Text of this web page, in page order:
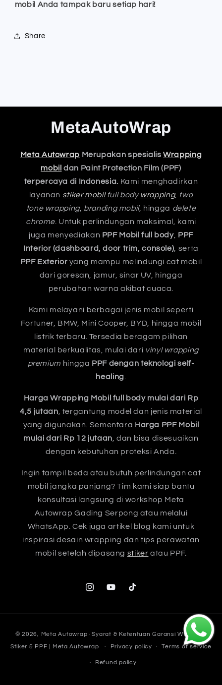
mobil Anda tampak baru setiap hari!
Share
MetaAutoWrap
Meta Autowrap Merupakan spesialisWrapping
mobil dan Paint Protection Film (PPF)
terpercaya di Indonesia. Kami menghadirkan
layanan stiker mobilfull body wrapping, two
tone wrapping, branding mobil, hingga delete
chrome. Untuk perlindungan maksimal, kami
juga menyediakan PPF Mobil full body, PPF
Interior (dashboard, door trim, console), serta
PPF Exterior yang mampu melindungi cat mobil
dari goresan, jamur, sinar UV, hingga
perubahan warna akibat cuaca.
Kami melayani berbagai jenis mobil seperti
Fortuner, BMW, Mini Cooper, BYD, hingga mobil
listrik terbaru. Tersedia beragam pilihan
material berkualitas, mulai dari vinyl wrapping
premium hingga PPF dengan teknologi self-
healing
Harga Wrapping Mobil full body mulai dari Rp
4,5 jutaan , tergantung model dan jenis material
yang digunakan. Sementara Harga PPF Mobil
mulai dari Rp 12 jutaan , dan bisa disesuaikan
dengan kebutuhan proteksi Anda.
Ingin tampil beda atau butuh perlindungan cat
mobil jangka panjang? Tim kami siap bantu
konsultasi langsung di workshop Meta
Autowrap Gading Serpong atau melalui
WhatsApp. Cek juga artikel blog kami untuk
inspirasi desain wrapping dan tips perawatan
mobil setelah dipasang stiker atau PPF.
InstagramYouTubeTikTok
© 2026, Meta Autowrap · Syarat & Ketentuan Garansi Wrapping
Stiker & PPF | Meta Autowrap Privacy policy Terms of service
Refund policy